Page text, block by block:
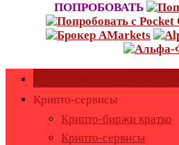
ПОПРОБОВАТЬ
Крипто-сервисы
Крипто-биржи кратко
Крипто-сервисы